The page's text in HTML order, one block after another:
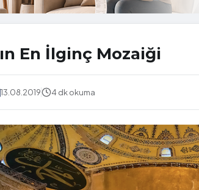
En İlginç Mozaiği
13.08.2019 4 dk okuma